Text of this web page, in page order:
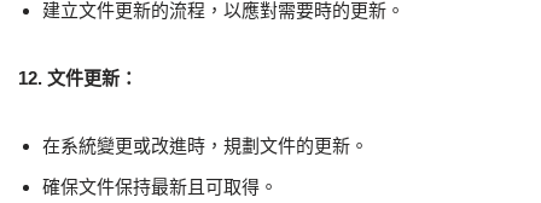
建立文件更新的流程，以應對需要時的更新。
12. 文件更新：
在系統變更或改進時，規劃文件的更新。
確保文件保持最新且可取得。